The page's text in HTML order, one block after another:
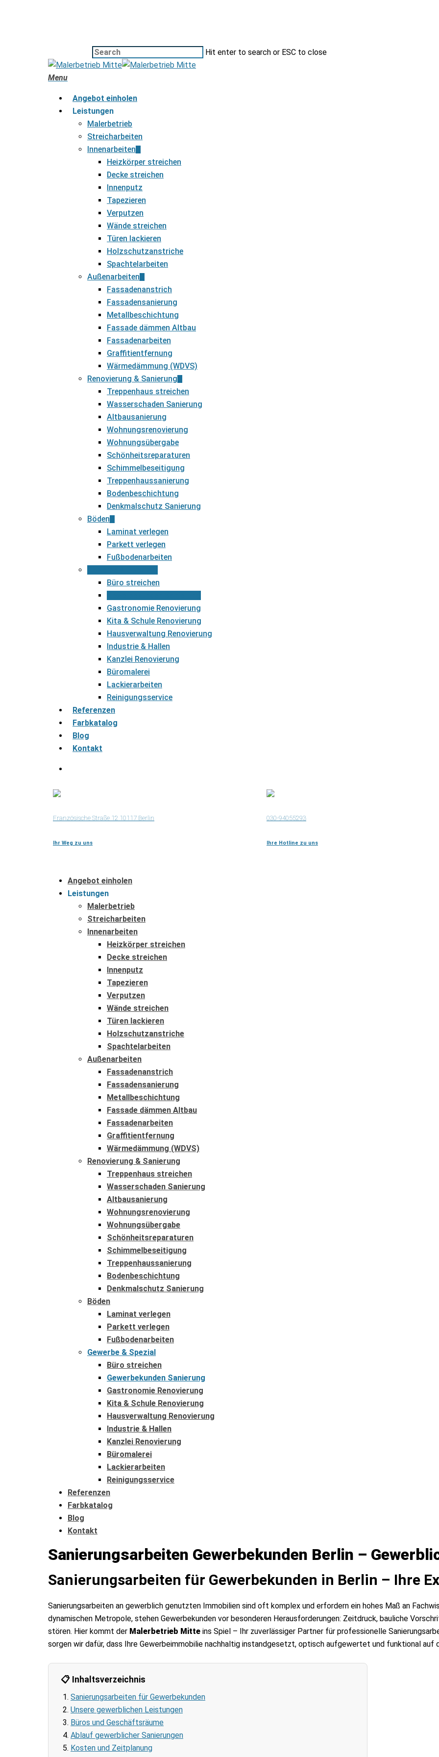
Hit enter to search or ESC to close
Menu
Angebot einholen
Leistungen
Malerbetrieb
Streicharbeiten
Innenarbeiten
Heizkörper streichen
Decke streichen
Innenputz
Tapezieren
Verputzen
Wände streichen
Türen lackieren
Holzschutzanstriche
Spachtelarbeiten
Außenarbeiten
Fassadenanstrich
Fassadensanierung
Metallbeschichtung
Fassade dämmen Altbau
Fassadenarbeiten
Graffitientfernung
Wärmedämmung (WDVS)
Renovierung & Sanierung
Treppenhaus streichen
Wasserschaden Sanierung
Altbausanierung
Wohnungsrenovierung
Wohnungsübergabe
Schönheitsreparaturen
Schimmelbeseitigung
Treppenhaussanierung
Bodenbeschichtung
Denkmalschutz Sanierung
Böden
Laminat verlegen
Parkett verlegen
Fußbodenarbeiten
Büro streichen
Gastronomie Renovierung
Kita & Schule Renovierung
Hausverwaltung Renovierung
Industrie & Hallen
Kanzlei Renovierung
Büromalerei
Lackierarbeiten
Reinigungsservice
Referenzen
Farbkatalog
Blog
Kontakt
Französische Straße 12 10117 Berlin
Ihr Weg zu uns
030-94055293
Ihre Hotline zu uns
Angebot einholen
Leistungen
Malerbetrieb
Streicharbeiten
Innenarbeiten
Heizkörper streichen
Decke streichen
Innenputz
Tapezieren
Verputzen
Wände streichen
Türen lackieren
Holzschutzanstriche
Spachtelarbeiten
Außenarbeiten
Fassadenanstrich
Fassadensanierung
Metallbeschichtung
Fassade dämmen Altbau
Fassadenarbeiten
Graffitientfernung
Wärmedämmung (WDVS)
Renovierung & Sanierung
Treppenhaus streichen
Wasserschaden Sanierung
Altbausanierung
Wohnungsrenovierung
Wohnungsübergabe
Schönheitsreparaturen
Schimmelbeseitigung
Treppenhaussanierung
Bodenbeschichtung
Denkmalschutz Sanierung
Böden
Laminat verlegen
Parkett verlegen
Fußbodenarbeiten
Gewerbe & Spezial
Büro streichen
Gewerbekunden Sanierung
Gastronomie Renovierung
Kita & Schule Renovierung
Hausverwaltung Renovierung
Industrie & Hallen
Kanzlei Renovierung
Büromalerei
Lackierarbeiten
Reinigungsservice
Referenzen
Farbkatalog
Blog
Kontakt
Sanierungsarbeiten Gewerbekunden Berlin –
Sanierungsarbeiten für Gewerbekunden in Berlin – Ihre
Sanierungsarbeiten an gewerblich genutzten Immobilien sind oft komplex und erfordern ein hohes Maß an
dynamischen Metropole, stehen Gewerbekunden vor besonderen Herausforderungen: Zeitdruck, bauliche
stören. Hier kommt der Malerbetrieb Mitte ins Spiel – Ihr zuverlässiger Partner für professionelle
sorgen wir dafür, dass Ihre Gewerbeimmobilie nachhaltig instandgesetzt, optisch aufgewertet und funktional auf
📋 Inhaltsverzeichnis
Sanierungsarbeiten für Gewerbekunden
Unsere gewerblichen Leistungen
Büros und Geschäftsräume
Ablauf gewerblicher Sanierungen
Kosten und Zeitplanung